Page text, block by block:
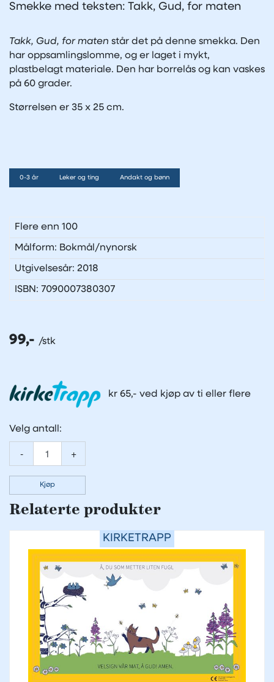
Smekke med teksten: Takk, Gud, for maten
Takk, Gud, for maten står det på denne smekka. Den
har oppsamlingslomme, og er laget i mykt,
plastbelagt materiale. Den har borrelås og kan vaskes
på 60 grader.
Størrelsen er 35 x 25 cm.
0-3 år Leker og ting Andakt og bønn
Flere enn 100
Målform: Bokmål/nynorsk
Utgivelsesår: 2018
ISBN: 7090007380307
99,-
kr 65,- ved kjøp av ti eller flere
Velg antall:
- +
Kjøp
Relaterte produkter
KIRKETRAPP